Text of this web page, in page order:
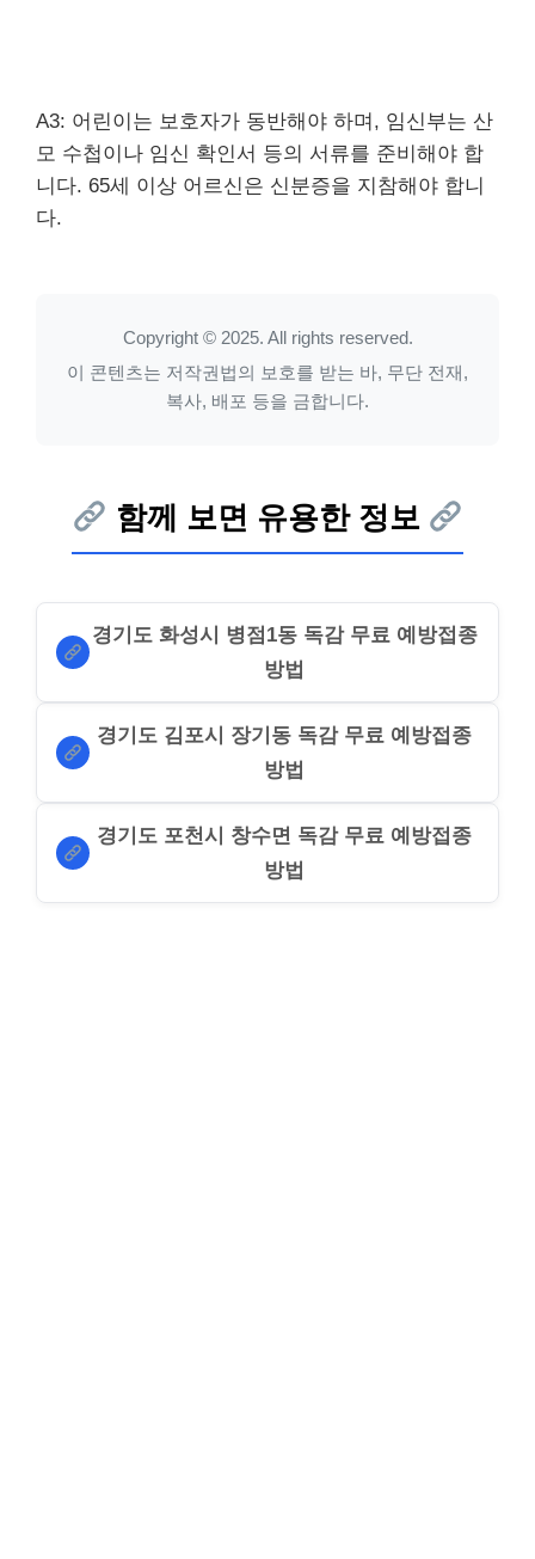
A3: 어린이는 보호자가 동반해야 하며, 임신부는 산
모 수첩이나 임신 확인서 등의 서류를 준비해야 합
니다. 65세 이상 어르신은 신분증을 지참해야 합니
다.
Copyright © 2025. All rights reserved.
이 콘텐츠는 저작권법의 보호를 받는 바, 무단 전재,
복사, 배포 등을 금합니다.
함께 보면 유용한 정보
경기도 화성시 병점1동 독감 무료 예방접종
방법
경기도 김포시 장기동 독감 무료 예방접종
방법
경기도 포천시 창수면 독감 무료 예방접종
방법